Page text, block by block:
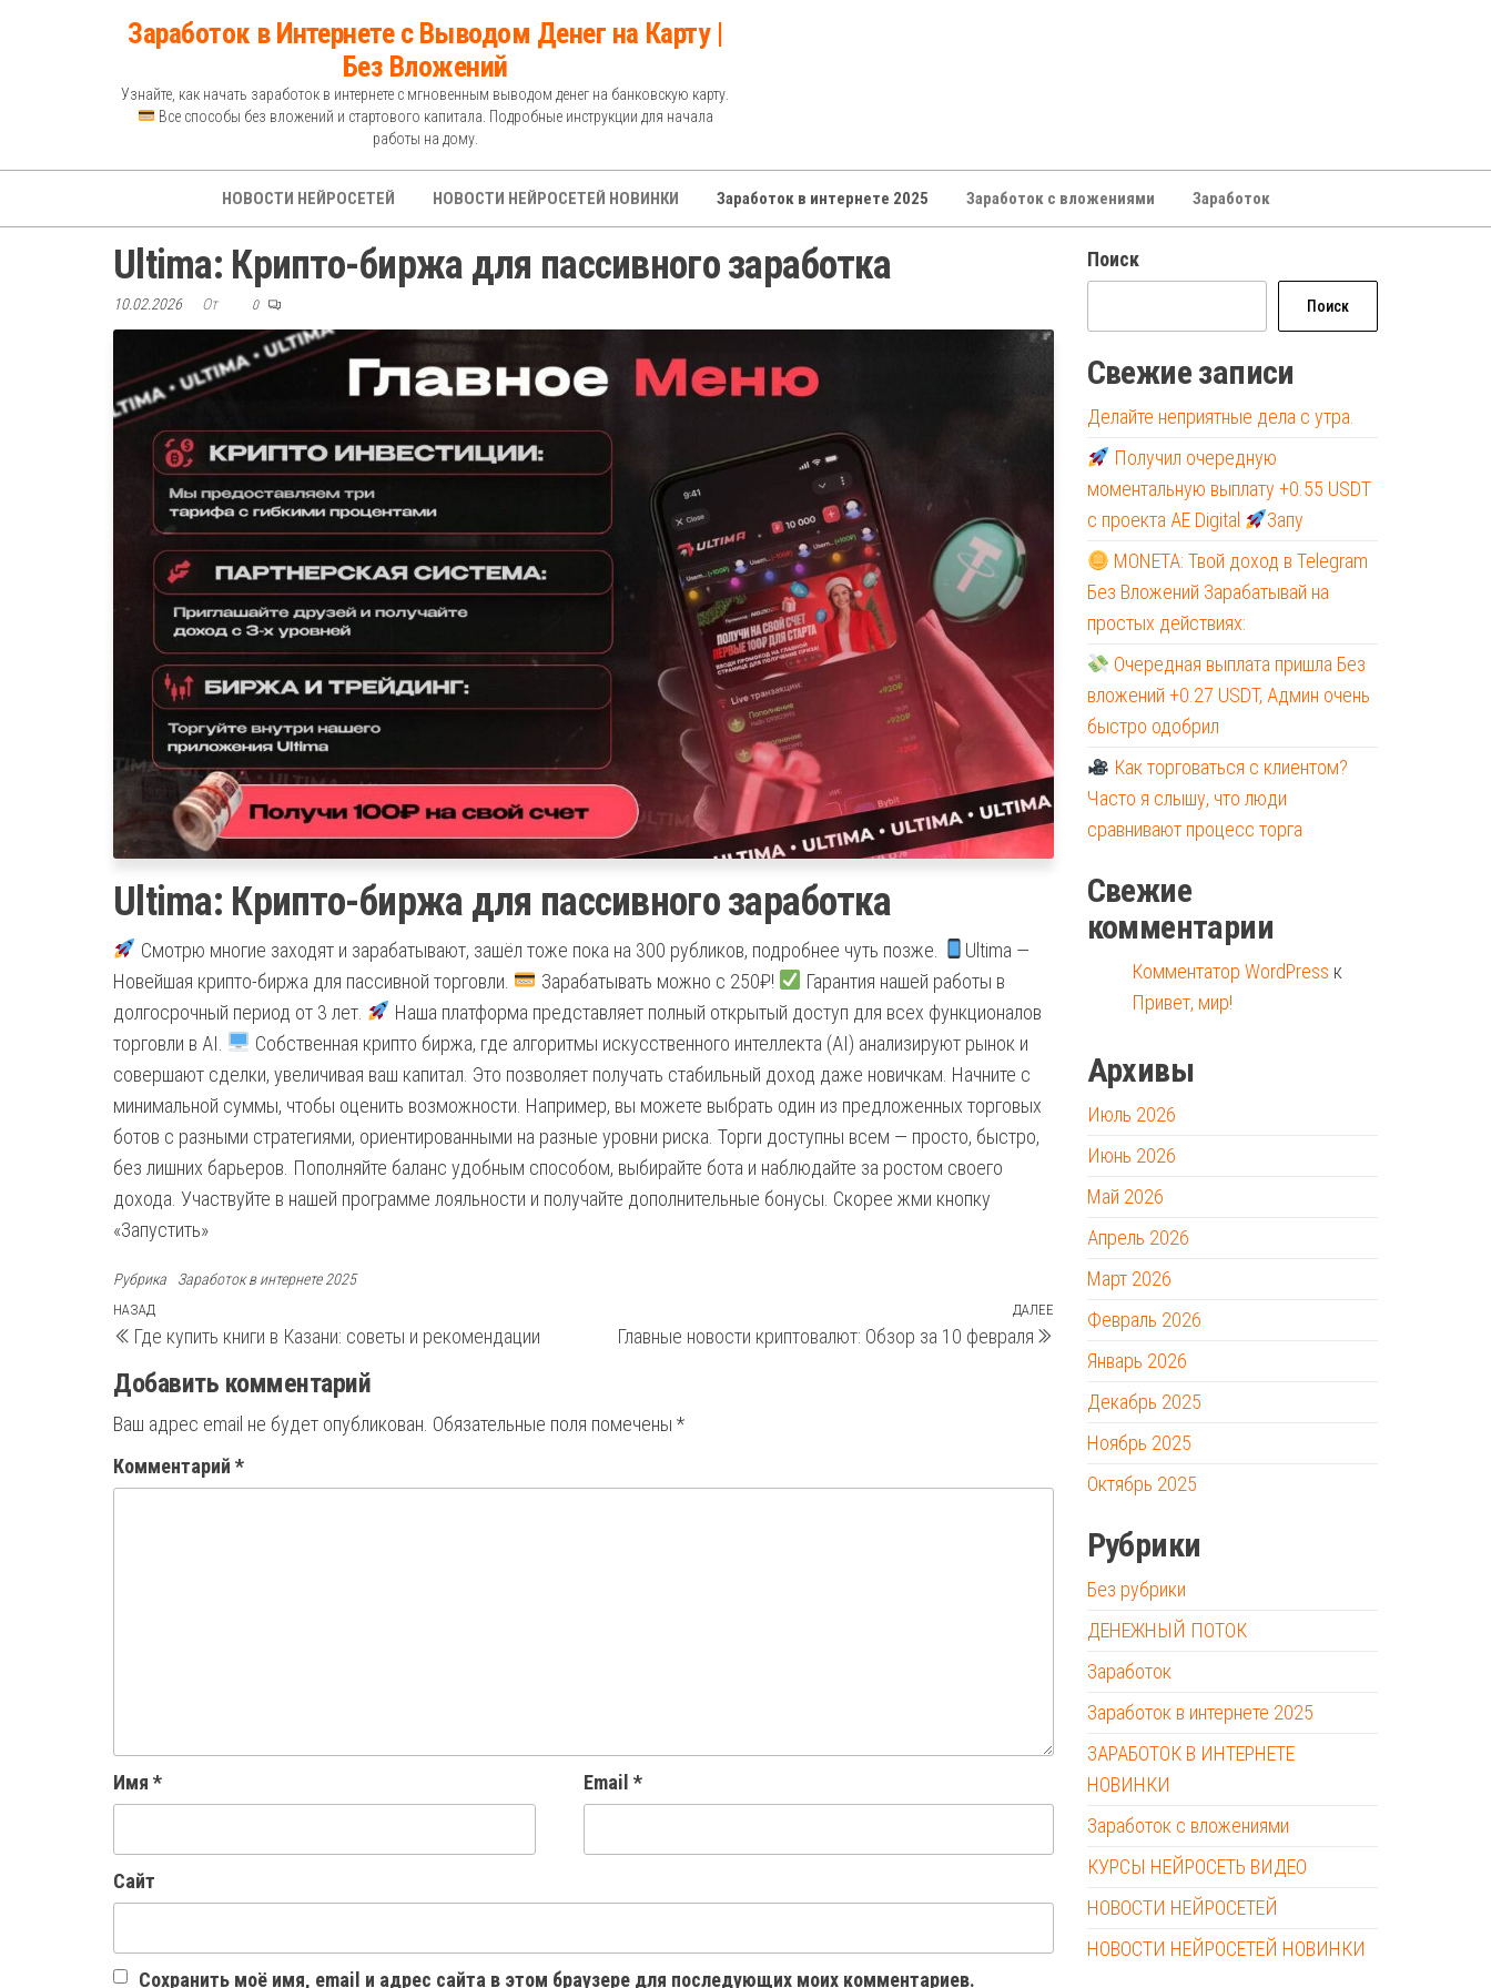
Заработок в Интернете с Выводом Денег на Карту |
Без Вложений
Узнайте, как начать заработок в интернете с мгновенным выводом денег на банковскую карту.
Все способы без вложений и стартового капитала. Подробные инструкции для начала
работы на дому.
НОВОСТИ НЕЙРОСЕТЕЙ НОВОСТИ НЕЙРОСЕТЕЙ НОВИНКИ Заработок в интернете 2025 Заработок с вложениями Заработок
Ultima: Крипто-биржа для пассивного заработка
10.02.2026 От 0
Ultima: Крипто-биржа для пассивного заработка
Смотрю многие заходят и зарабатывают, зашёл тоже пока на 300 рубликов, подробнее чуть позже.
Ultima —
Новейшая крипто-биржа для пассивной торговли.
Зарабатывать можно с 250₽!
Гарантия нашей работы в
долгосрочный период от 3 лет.
Наша платформа представляет полный открытый доступ для всех функционалов
торговли в AI.
Собственная крипто биржа, где алгоритмы искусственного интеллекта (AI) анализируют рынок и
совершают сделки, увеличивая ваш капитал. Это позволяет получать стабильный доход даже новичкам. Начните с
минимальной суммы, чтобы оценить возможности. Например, вы можете выбрать один из предложенных торговых
ботов с разными стратегиями, ориентированными на разные уровни риска. Торги доступны всем — просто, быстро,
без лишних барьеров. Пополняйте баланс удобным способом, выбирайте бота и наблюдайте за ростом своего
дохода. Участвуйте в нашей программе лояльности и получайте дополнительные бонусы. Скорее жми кнопку
«Запустить»
Рубрика Заработок в интернете 2025
Навигация
по
записям
Предыдущая
запись
НАЗАД
Где купить книги в Казани: советы и рекомендации
Следующая
ДАЛЕЕ
Главные новости криптовалют: Обзор за 10 февраля
Добавить комментарий
Ваш адрес email не будет опубликован. Обязательные поля помечены *
Комментарий *
Имя * Email *
Сайт
Сохранить моё имя, email и адрес сайта в этом браузере для последующих моих комментариев.
Поиск
Поиск
Свежие записи
Делайте неприятные дела с утра.
Получил очередную
моментальную выплату +0.55 USDT
с проекта AE Digital
Запу
MONETA: Твой доход в Telegram
Без Вложений Зарабатывай на
простых действиях:
Очередная выплата пришла Без
вложений +0.27 USDT, Админ очень
быстро одобрил
Как торговаться с клиентом?
Часто я слышу, что люди
сравнивают процесс торга
Свежие
комментарии
Комментатор WordPress к
Привет, мир!
Архивы
Июль 2026
Июнь 2026
Май 2026
Апрель 2026
Март 2026
Февраль 2026
Январь 2026
Декабрь 2025
Ноябрь 2025
Октябрь 2025
Рубрики
Без рубрики
ДЕНЕЖНЫЙ ПОТОК
Заработок
Заработок в интернете 2025
ЗАРАБОТОК В ИНТЕРНЕТЕ
НОВИНКИ
Заработок с вложениями
КУРСЫ НЕЙРОСЕТЬ ВИДЕО
НОВОСТИ НЕЙРОСЕТЕЙ
НОВОСТИ НЕЙРОСЕТЕЙ НОВИНКИ